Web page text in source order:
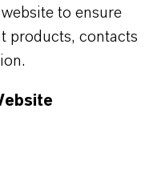
to ensure
products, contacts